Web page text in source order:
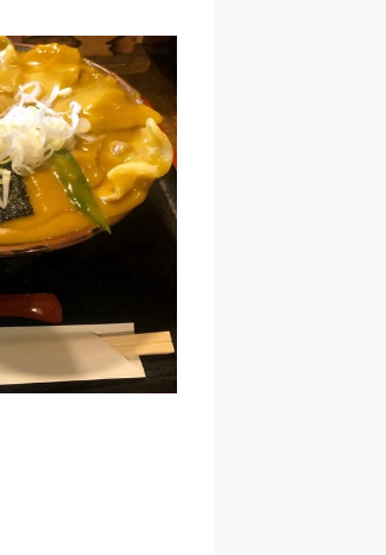
入退室管理お
ータの閲覧
範囲を限定
を取扱う
ただけない部
ください。